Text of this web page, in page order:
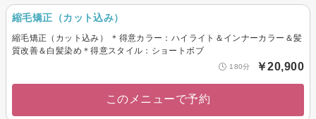
縮毛矯正（カット込み）
縮毛矯正（カット込み） ＊得意カラー：ハイライト＆インナーカラー＆髪
質改善＆白髪染め＊得意スタイル：ショートボブ
180分 ￥20,900
このメニューで予約